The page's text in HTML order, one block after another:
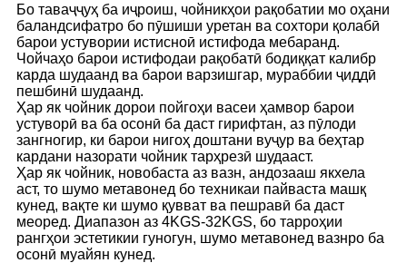
Бо таваҷҷуҳ ба иҷроиш, чойникҳои рақобатии мо оҳани
баландсифатро бо пӯшиши уретан ва сохтори қолабӣ
барои устувории истисноӣ истифода мебаранд.
Чойчаҳо барои истифодаи рақобатӣ бодиққат калибр
карда шудаанд ва барои варзишгар, мураббии ҷиддӣ
пешбинӣ шудаанд.
Ҳар як чойник дорои пойгоҳи васеи ҳамвор барои
устуворӣ ва ба осонӣ ба даст гирифтан, аз пӯлоди
зангногир, ки барои нигоҳ доштани вуҷур ва беҳтар
кардани назорати чойник тарҳрезӣ шудааст.
Ҳар як чойник, новобаста аз вазн, андозааш якхела
аст, то шумо метавонед бо техникаи пайваста машқ
кунед, вақте ки шумо қувват ва пешравӣ ба даст
меоред. Диапазон аз 4KGS-32KGS, бо тарроҳии
рангҳои эстетикии гуногун, шумо метавонед вазнро ба
осонӣ муайян кунед.